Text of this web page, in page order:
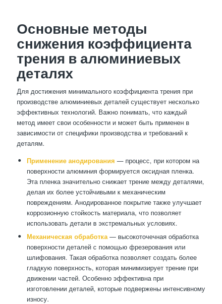
Основные методы
снижения коэффициента
трения в алюминиевых
деталях
Для достижения минимального коэффициента трения при
производстве алюминиевых деталей существует несколько
эффективных технологий. Важно понимать, что каждый
метод имеет свои особенности и может быть применен в
зависимости от специфики производства и требований к
деталям.
Применение анодирования — процесс, при котором на
поверхности алюминия формируется оксидная пленка.
Эта пленка значительно снижает трение между деталями,
делая их более устойчивыми к механическим
повреждениям. Анодированное покрытие также улучшает
коррозионную стойкость материала, что позволяет
использовать детали в экстремальных условиях.
Механическая обработка— высокоточечная обработка
поверхности деталей с помощью фрезерования или
шлифования. Такая обработка позволяет создать более
гладкую поверхность, которая минимизирует трение при
движении частей. Особенно эффективна при
изготовлении деталей, которые подвержены интенсивному
износу.